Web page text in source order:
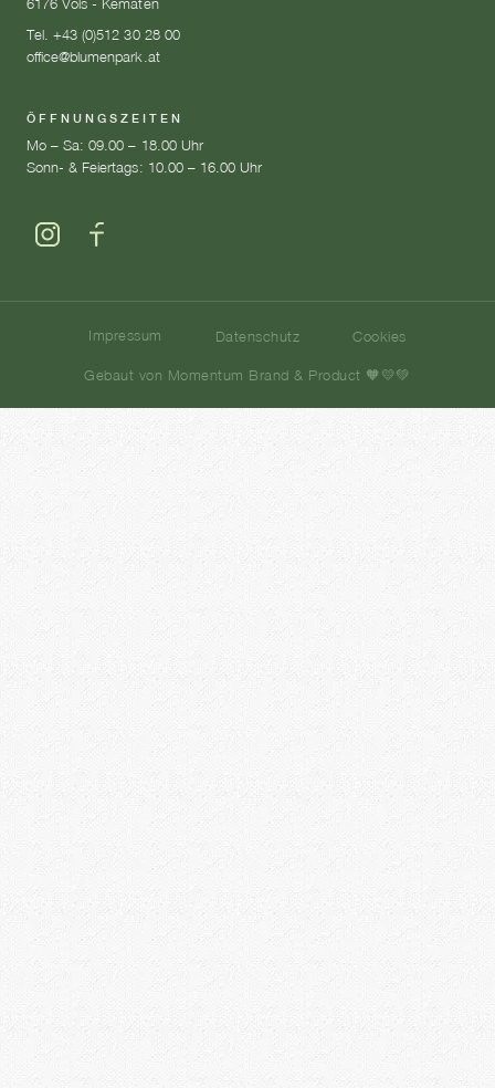
Tel. +43 (0)512 30 28 00
office@blumenpark.at
ÖFFNUNGSZEITEN
Mo – Sa: 09.00 – 18.00 Uhr
Sonn- & Feiertags: 10.00 – 16.00 Uhr
Impressum Datenschutz Cookies
Gebaut von Momentum Brand & Product 🧡💛💚